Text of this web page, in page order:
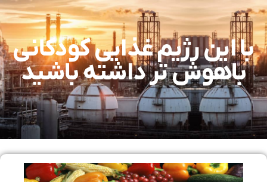
با این رژیم غذایی کودکانی
باهوش تر داشته باشید